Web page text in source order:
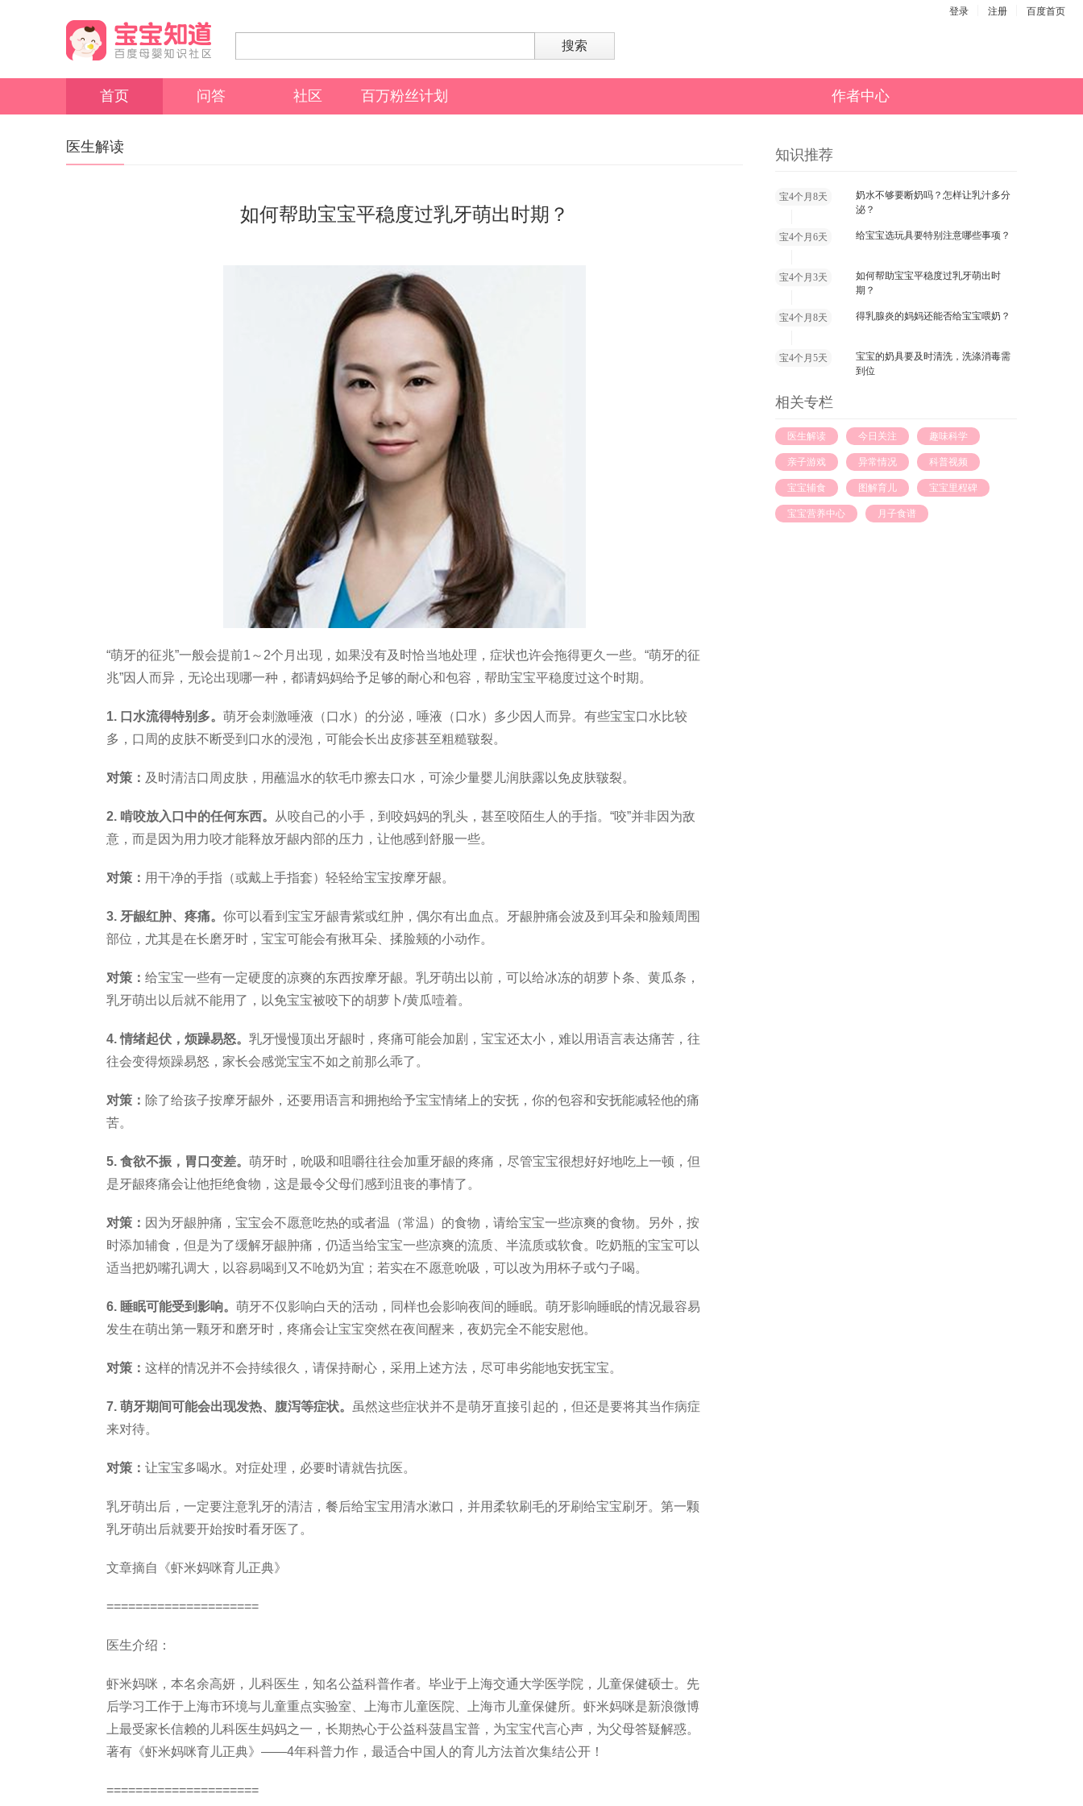
登录 注册 百度首页
搜索
首页 问答 社区 百万粉丝计划 作者中心
知识推荐
宝4个月8天
奶水不够要断奶吗？怎样让乳汁多分
泌？
宝4个月6天 给宝宝选玩具要特别注意哪些事项？
宝4个月3天
如何帮助宝宝平稳度过乳牙萌出时
期？
宝4个月8天 得乳腺炎的妈妈还能否给宝宝喂奶？
宝4个月5天
宝宝的奶具要及时清洗，洗涤消毒需
到位
相关专栏
医生解读 今日关注 趣味科学
亲子游戏 异常情况 科普视频
宝宝辅食 图解育儿 宝宝里程碑
宝宝营养中心 月子食谱
医生解读
如何帮助宝宝平稳度过乳牙萌出时期？
“萌牙的征兆”一般会提前1～2个月出现，如果没有及时恰当地处理，症状也许会拖得更久一些。“萌牙的征
兆”因人而异，无论出现哪一种，都请妈妈给予足够的耐心和包容，帮助宝宝平稳度过这个时期。
1. 口水流得特别多。 萌牙会刺激唾液（口水）的分泌，唾液（口水）多少因人而异。有些宝宝口水比较
多，口周的皮肤不断受到口水的浸泡，可能会长出皮疹甚至粗糙皲裂。
对策： 及时清洁口周皮肤，用蘸温水的软毛巾擦去口水，可涂少量婴儿润肤露以免皮肤皲裂。
2. 啃咬放入口中的任何东西。
从咬自己的小手，到咬妈妈的乳头，甚至咬陌生人的手指。“咬”并非因为敌
意，而是因为用力咬才能释放牙龈内部的压力，让他感到舒服一些。
对策： 用干净的手指（或戴上手指套）轻轻给宝宝按摩牙龈。
3. 牙龈红肿、疼痛。 你可以看到宝宝牙龈青紫或红肿，偶尔有出血点。牙龈肿痛会波及到耳朵和脸颊周围
部位，尤其是在长磨牙时，宝宝可能会有揪耳朵、揉脸颊的小动作。
对策： 给宝宝一些有一定硬度的凉爽的东西按摩牙龈。乳牙萌出以前，可以给冰冻的胡萝卜条、黄瓜条，
乳牙萌出以后就不能用了，以免宝宝被咬下的胡萝卜/黄瓜噎着。
4. 情绪起伏，烦躁易怒。 乳牙慢慢顶出牙龈时，疼痛可能会加剧，宝宝还太小，难以用语言表达痛苦，往
往会变得烦躁易怒，家长会感觉宝宝不如之前那么乖了。
对策： 除了给孩子按摩牙龈外，还要用语言和拥抱给予宝宝情绪上的安抚，你的包容和安抚能减轻他的痛
苦。
5. 食欲不振，胃口变差。 萌牙时，吮吸和咀嚼往往会加重牙龈的疼痛，尽管宝宝很想好好地吃上一顿，但
是牙龈疼痛会让他拒绝食物，这是最令父母们感到沮丧的事情了。
对策： 因为牙龈肿痛，宝宝会不愿意吃热的或者温（常温）的食物，请给宝宝一些凉爽的食物。另外，按
时添加辅食，但是为了缓解牙龈肿痛，仍适当给宝宝一些凉爽的流质、半流质或软食。吃奶瓶的宝宝可以
适当把奶嘴孔调大，以容易喝到又不呛奶为宜；若实在不愿意吮吸，可以改为用杯子或勺子喝。
6. 睡眠可能受到影响。 萌牙不仅影响白天的活动，同样也会影响夜间的睡眠。萌牙影响睡眠的情况最容易
发生在萌出第一颗牙和磨牙时，疼痛会让宝宝突然在夜间醒来，夜奶完全不能安慰他。
对策： 这样的情况并不会持续很久，请保持耐心，采用上述方法，尽可串劣能地安抚宝宝。
7. 萌牙期间可能会出现发热、腹泻等症状。
虽然这些症状并不是萌牙直接引起的，但还是要将其当作病症
来对待。
对策： 让宝宝多喝水。对症处理，必要时请就告抗医。
乳牙萌出后，一定要注意乳牙的清洁，餐后给宝宝用清水漱口，并用柔软刷毛的牙刷给宝宝刷牙。第一颗
乳牙萌出后就要开始按时看牙医了。
文章摘自《虾米妈咪育儿正典》
=====================
医生介绍：
虾米妈咪，本名余高妍，儿科医生，知名公益科普作者。毕业于上海交通大学医学院，儿童保健硕士。先
后学习工作于上海市环境与儿童重点实验室、上海市儿童医院、上海市儿童保健所。虾米妈咪是新浪微博
上最受家长信赖的儿科医生妈妈之一，长期热心于公益科菠昌宝普，为宝宝代言心声，为父母答疑解惑。
著有《虾米妈咪育儿正典》——4年科普力作，最适合中国人的育儿方法首次集结公开！
=====================